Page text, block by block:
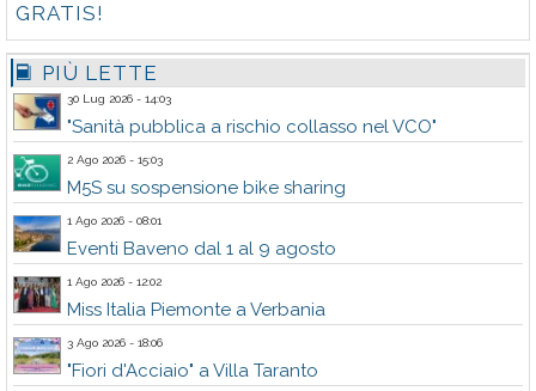
GRATIS!
PIÙ LETTE
30 Lug 2026 - 14:03
"Sanità pubblica a rischio collasso nel VCO"
2 Ago 2026 - 15:03
M5S su sospensione bike sharing
1 Ago 2026 - 08:01
Eventi Baveno dal 1 al 9 agosto
1 Ago 2026 - 12:02
Miss Italia Piemonte a Verbania
3 Ago 2026 - 18:06
"Fiori d'Acciaio" a Villa Taranto